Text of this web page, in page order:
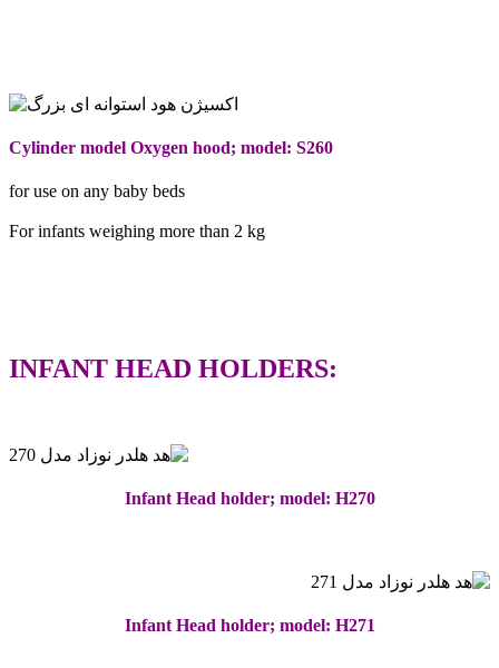
Cylinder model Oxygen hood; model: S260
for use on any baby beds
For infants weighing more than 2 kg
INFANT HEAD HOLDERS:
Infant Head holder; model: H270
Infant Head holder; model: H271